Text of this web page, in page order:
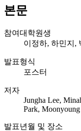
본문
참여대학원생
이정하, 하민지,
발표형식
포스터
저자
Jungha Lee,
Park,
발표년월 및 장소